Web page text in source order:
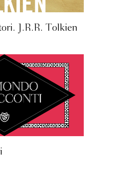
J.R.R. Tolkien